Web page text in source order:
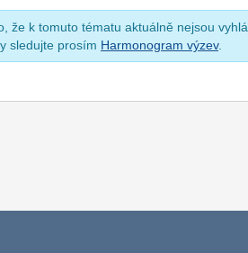
že k tomuto tématu aktuálně nejsou
sledujte prosím Harmonogram výzev.